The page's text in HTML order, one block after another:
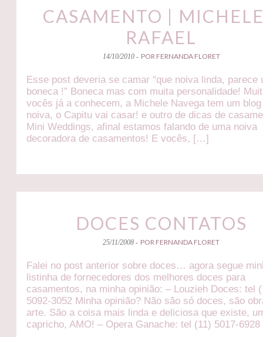
CASAMENTO |
RAFAEL
14/10/2010 - POR FERNANDA FLORET
Esse post deveria se camar “que noiva linda, parece
boneca !” Boneca mas com muita personalidade!
vocês já a conhecem, a Michele Navega tem um
noiva, o Capitu vai casar! e outro de dicas de
Mini Weddings, afinal estamos falando de uma noiva
decoradora de casamentos! E vocês, […]
DOCES CONTATOS
25/11/2008 - POR FERNANDA FLORET
Falei no post anterior sobre doces… agora segue
listinha de fornecedores dos melhores doces para
casamentos, na minha opinião: – Louzieh Doces: tel
5092-3052 Minha opinião? Não são só doces, são
arte. São a coisa mais linda e deliciosa que existe,
capricho, AMO! – Opera Ganache: tel (11) 5017-